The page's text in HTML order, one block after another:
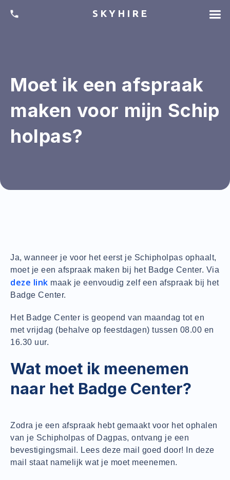
SKYHIRE
Moet ik een afspraak
maken voor mijn Schip
holpas?
Ja, wanneer je voor het eerst je Schipholpas ophaalt,
moet je een afspraak maken bij het Badge Center. Via
deze link maak je eenvoudig zelf een afspraak bij het
Badge Center.
Het Badge Center is geopend van maandag tot en
met vrijdag (behalve op feestdagen) tussen 08.00 en
16.30 uur.
Wat moet ik meenemen
naar het Badge Center?
Zodra je een afspraak hebt gemaakt voor het ophalen
van je Schipholpas of Dagpas, ontvang je een
bevestigingsmail. Lees deze mail goed door! In deze
mail staat namelijk wat je moet meenemen.